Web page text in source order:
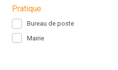
Pratique
Bureau de poste
Mairie